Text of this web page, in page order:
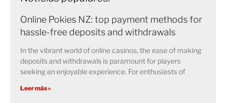
Online Pokies NZ: top payment methods for
hassle-free deposits and withdrawals
In the vibrant world of online casinos, the ease of making
deposits and withdrawals is paramount for players
seeking an enjoyable experience. For enthusiasts of
Leer más »